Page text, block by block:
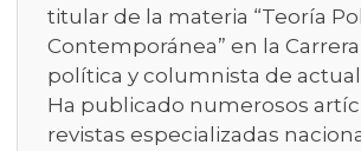
titular de la materia “Teoría
Contemporánea” en la
política y columnista de
Ha publicado numerosos
revistas especializadas